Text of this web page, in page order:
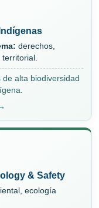
derechos,
territorial.
alta biodiversidad
& Safety
ecología